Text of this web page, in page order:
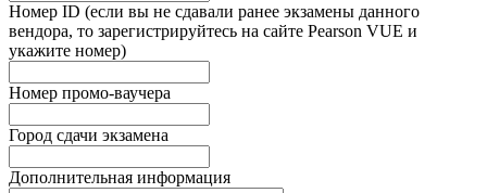
Номер ID (если вы не сдавали ранее экзамены данного
вендора, то зарегистрируйтесь на сайте Pearson VUE и
укажите номер)
Номер промо-ваучера
Город сдачи экзамена
Дополнительная информация